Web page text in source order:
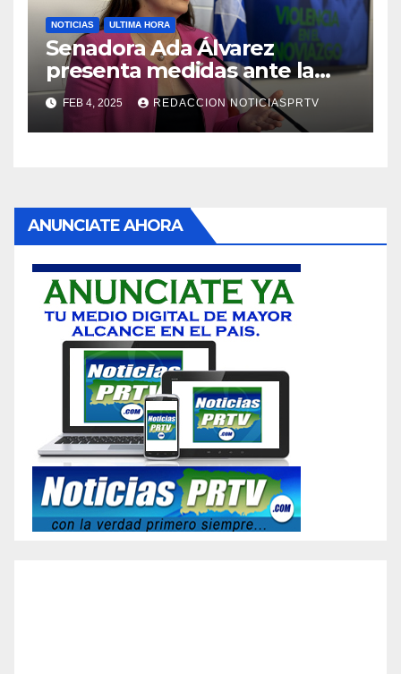
NOTICIAS ULTIMA HORA
Senadora Ada Álvarez
presenta medidas ante la
violencia en el noviazgo
FEB 4, 2025 REDACCION NOTICIASPRTV
ANUNCIATE AHORA